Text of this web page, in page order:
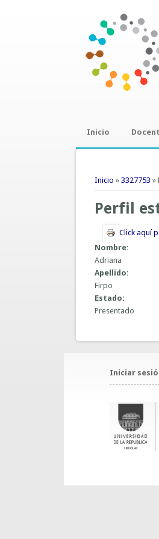
Inicio
Se
Inicio » 3327753 »
Perfil
Click aquí
Nombre:
Adriana
Apellido:
Firpo
Estado:
Presentado
Iniciar